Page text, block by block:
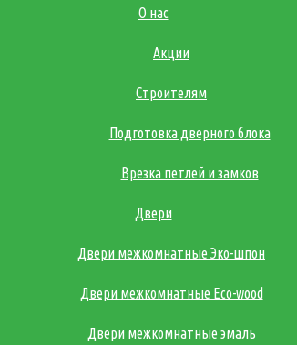
О нас
Акции
Строителям
Подготовка дверного блока
Врезка петлей и замков
Двери
Двери межкомнатные Эко-шпон
Двери межкомнатные Eco-wood
Двери межкомнатные эмаль